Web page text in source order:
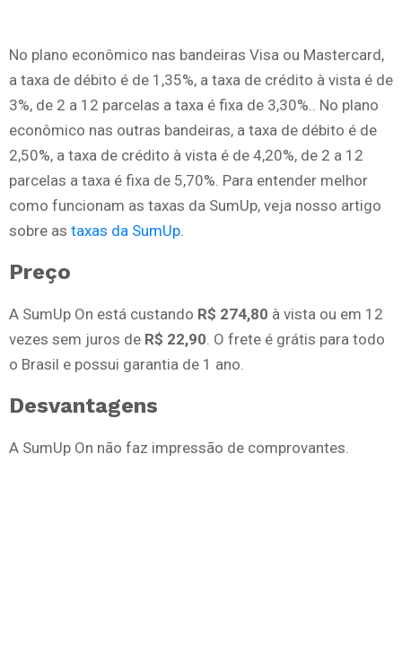
No plano econômico nas bandeiras Visa ou Mastercard,
a taxa de débito é de 1,35%, a taxa de crédito à vista é de
3%, de 2 a 12 parcelas a taxa é fixa de 3,30%.. No plano
econômico nas outras bandeiras, a taxa de débito é de
2,50%, a taxa de crédito à vista é de 4,20%, de 2 a 12
parcelas a taxa é fixa de 5,70%. Para entender melhor
como funcionam as taxas da SumUp, veja nosso artigo
sobre as taxas da SumUp
Preço
A SumUp On está custando R$ 274,80 à vista ou em 12
vezes sem juros de R$ 22,90 . O frete é grátis para todo
o Brasil e possui garantia de 1 ano.
Desvantagens
A SumUp On não faz impressão de comprovantes.